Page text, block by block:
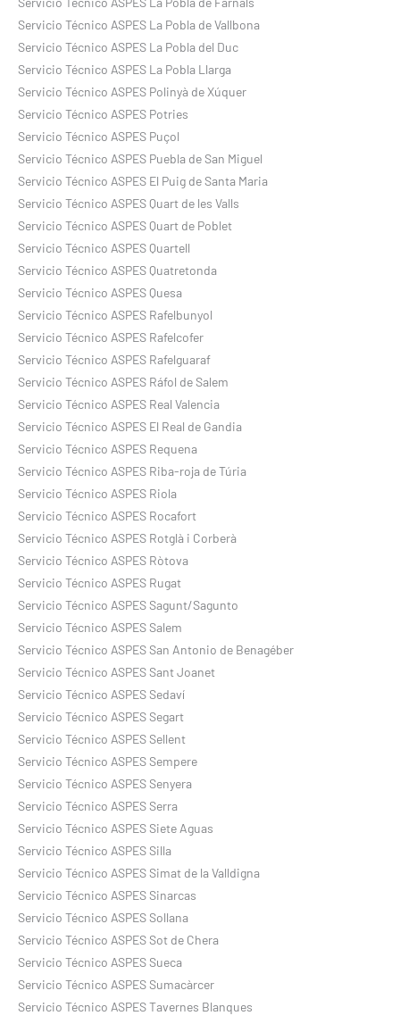
Servicio Técnico ASPES La Pobla de Vallbona
Servicio Técnico ASPES La Pobla del Duc
Servicio Técnico ASPES La Pobla Llarga
Servicio Técnico ASPES Polinyà de Xúquer
Servicio Técnico ASPES Potries
Servicio Técnico ASPES Puçol
Servicio Técnico ASPES Puebla de San Miguel
Servicio Técnico ASPES El Puig de Santa Maria
Servicio Técnico ASPES Quart de les Valls
Servicio Técnico ASPES Quart de Poblet
Servicio Técnico ASPES Quartell
Servicio Técnico ASPES Quatretonda
Servicio Técnico ASPES Quesa
Servicio Técnico ASPES Rafelbunyol
Servicio Técnico ASPES Rafelcofer
Servicio Técnico ASPES Rafelguaraf
Servicio Técnico ASPES Ráfol de Salem
Servicio Técnico ASPES Real Valencia
Servicio Técnico ASPES El Real de Gandia
Servicio Técnico ASPES Requena
Servicio Técnico ASPES Riba-roja de Túria
Servicio Técnico ASPES Riola
Servicio Técnico ASPES Rocafort
Servicio Técnico ASPES Rotglà i Corberà
Servicio Técnico ASPES Ròtova
Servicio Técnico ASPES Rugat
Servicio Técnico ASPES Sagunt/Sagunto
Servicio Técnico ASPES Salem
Servicio Técnico ASPES San Antonio de Benagéber
Servicio Técnico ASPES Sant Joanet
Servicio Técnico ASPES Sedaví
Servicio Técnico ASPES Segart
Servicio Técnico ASPES Sellent
Servicio Técnico ASPES Sempere
Servicio Técnico ASPES Senyera
Servicio Técnico ASPES Serra
Servicio Técnico ASPES Siete Aguas
Servicio Técnico ASPES Silla
Servicio Técnico ASPES Simat de la Valldigna
Servicio Técnico ASPES Sinarcas
Servicio Técnico ASPES Sollana
Servicio Técnico ASPES Sot de Chera
Servicio Técnico ASPES Sueca
Servicio Técnico ASPES Sumacàrcer
Servicio Técnico ASPES Tavernes Blanques